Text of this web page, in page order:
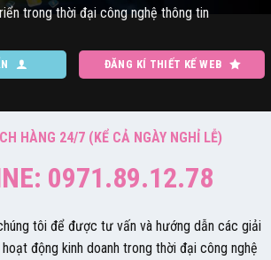
trong thời đại công nghệ thông tin
ĐĂNG KÍ THIẾT KẾ WEB
HÀNG 24/7 (KỂ CẢ NGÀY NGHỈ LỄ)
0971.89.12.78
tôi để được tư vấn và hướng dẫn các giải
động kinh doanh trong thời đại công nghệ